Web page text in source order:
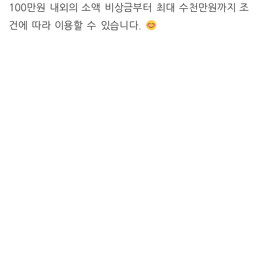
100만원 내외의 소액 비상금부터 최대 수천만원까지 조
건에 따라 이용할 수 있습니다.